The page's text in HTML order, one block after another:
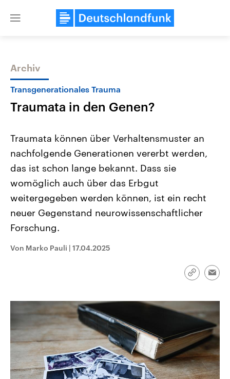
Close
Themen
Landtagswahl Sachsen-Anhalt
2026
Alle Informationen
Sachsen-Anhalt wählt am 6.
September 2026 einen neuen
Landtag. Seit 2021 wird das
Bundesland von einer Koalition aus
Umfragen, Prognosen,
Wahlprogramme, aktuelle Berichte
USA
Aktuelle Beiträge,
Hintergründe
Wirtschaftlich und
gehören die Vereinigten
Archiv
Transgenerationales Trauma
Traumata in den Genen?
Traumata können über Verhaltensmuster an
nachfolgende Generationen vererbt werden,
das ist schon lange bekannt. Dass sie
womöglich auch über das Erbgut
weitergegeben werden können, ist ein recht
neuer Gegenstand neurowissenschaftlicher
Forschung.
Von Marko Pauli | 17.04.2025
Link